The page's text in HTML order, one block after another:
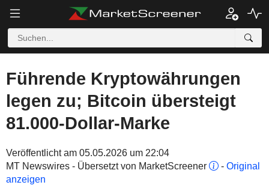
Führende Kryptowährungen
legen zu; Bitcoin übersteigt
81.000-Dollar-Marke
Veröffentlicht am 05.05.2026 um 22:04
MT Newswires - Übersetzt von MarketScreener
- Original
anzeigen